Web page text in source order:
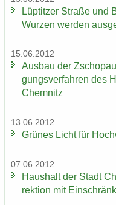
Lüp­tit­zer Stra­ße und
Wur­zen wer­den
15.06.2012
Aus­bau der
gungs­ver­fah­ren des
Chem­nitz
13.06.2012
Grü­nes Licht für
07.06.2012
Haus­halt der Stadt
rek­ti­on mit